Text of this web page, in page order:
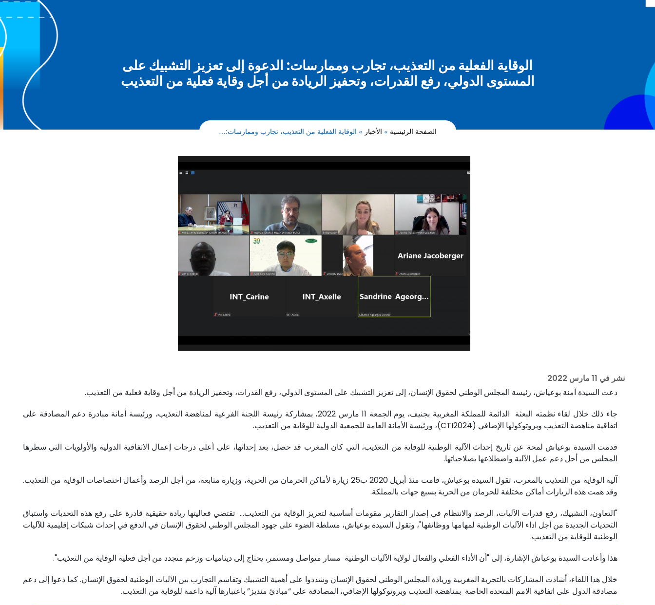
الوقاية الفعلية من التعذيب، تجارب وممارسات: الدعوة إلى تعزيز التشبيك على
المستوى الدولي، رفع القدرات، وتحفيز الريادة من أجل وقاية فعلية من التعذيب
الصفحة الرئيسية الأخبار الوقاية الفعلية من التعذيب، تجارب وممارسات:…
نشر في 11 مارس 2022
دعت السيدة آمنة بوعياش، رئيسة المجلس الوطني لحقوق الإنسان، إلى تعزيز التشبيك على المستوى الدولي، رفع القدرات، وتحفيز الريادة من أجل وقاية فعلية من التعذيب.
جاء ذلك خلال لقاء نظمته البعثة الدائمة للمملكة المغربية بجنيف، يوم الجمعة 11 مارس 2022، بمشاركة رئيسة اللجنة الفرعية لمناهضة التعذيب، ورئيسة أمانة مبادرة دعم المصادقة على
اتفاقية مناهضة التعذيب وبروتوكولها الإضافي (CTI2024)، ورئيسة الأمانة العامة للجمعية الدولية للوقاية من التعذيب.
قدمت السيدة بوعياش لمحة عن تاريخ إحداث الآلية الوطنية للوقاية من التعذيب، التي كان المغرب قد حصل، بعد إحداثها، على أعلى درجات إعمال الاتفاقية الدولية والأولويات التي سطرها
المجلس من أجل دعم عمل الآلية واضطلاعها بصلاحياتها.
آلية الوقاية من التعذيب بالمغرب، تقول السيدة بوعياش، قامت منذ أبريل 2020 ب25 زيارة لأماكن الحرمان من الحرية، وزيارة متابعة، من أجل الرصد وأعمال اختصاصات الوقاية من التعذيب.
وقد همت هذه الزيارات أماكن مختلفة للحرمان من الحرية بسبع جهات بالمملكة.
"التعاون، التشبيك، رفع قدرات الآليات، الرصد والانتظام في إصدار التقارير مقومات أساسية لتعزيز الوقاية من التعذيب… تقتضي فعاليتها ريادة حقيقية قادرة على رفع هذه التحديات واستباق
التحديات الجديدة من أجل اداء الآليات الوطنية لمهامها ووظائفها"، وتقول السيدة بوعياش، مسلطة الضوء على جهود المجلس الوطني لحقوق الإنسان في الدفع في إحداث شبكات إقليمية للآليات
الوطنية للوقاية من التعذيب.
هذا وأعادت السيدة بوعياش الإشارة، إلى "أن الأداء الفعلي والفعال لولاية الآليات الوطنية مسار متواصل ومستمر، يحتاج إلى ديناميات وزخم متجدد من أجل فعلية الوقاية من التعذيب".
خلال هذا اللقاء، أشادت المشاركات بالتجربة المغربية وريادة المجلس الوطني لحقوق الإنسان وشددوا على أهمية التشبيك وتقاسم التجارب بين الآليات الوطنية لحقوق الإنسان. كما دعوا إلى دعم
مصادقة الدول على اتفاقية الامم المتحدة الخاصة بمناهضة التعذيب وبروتوكولها الإضافي، المصادقة على “مبادئ منديز” باعتبارها آلية داعمة للوقاية من التعذيب.